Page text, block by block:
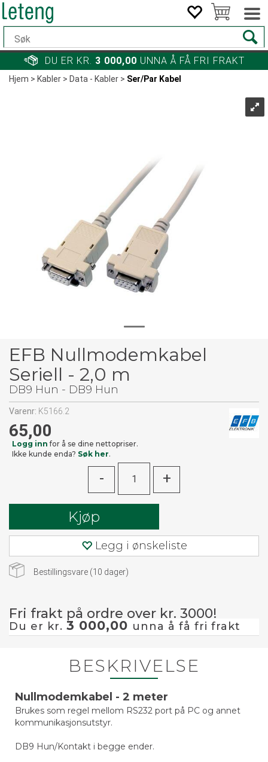
DU ER KR. 3 000,00 UNNA Å FÅ FRI FRAKT
Hjem>Kabler>Data - Kabler>Ser/Par Kabel
EFB Nullmodemkabel
Seriell - 2,0 m
DB9 Hun - DB9 Hun
Varenr: K5166.2
65,00
Logg inn for å se dine nettopriser.
Ikke kunde enda? Søk her.
- +
Kjøp
Legg i ønskeliste
Bestillingsvare (10 dager)
Fri frakt på ordre over kr. 3000!
Du er kr. 3 000,00 unna å få fri frakt
BESKRIVELSE
Nullmodemkabel - 2 meter
Brukes som regel mellom RS232 port på PC og annet
kommunikasjonsutstyr.
DB9 Hun/Kontakt i begge ender.